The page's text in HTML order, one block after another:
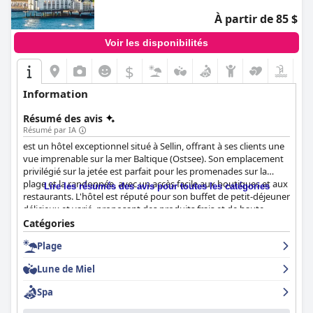
À partir de 85 $
Voir les disponibilités
$
Information
Résumé des avis
Résumé par IA
est un hôtel exceptionnel situé à Sellin, offrant à ses clients une
vue imprenable sur la mer Baltique (Ostsee). Son emplacement
privilégié sur la jetée est parfait pour les promenades sur la
plage et la randonnée, avec un accès facile aux boutiques et aux
restaurants. L'hôtel est réputé pour son buffet de petit-déjeuner
délicieux et varié, proposant des produits frais et de haute
qualité. L'expérience culinaire à l'hôtel est superbe, avec un large
éventail d'options riches et savoureuses. Le personnel offre un
service client exceptionnel, faisant en sorte que les clients se
L'hôtel propose une merveilleuse expérience de spa avec une
variété de soins disponibles. Les clients peuvent également
profiter de la piscine et de la plage, toutes deux situées à
proximité de l'hôtel. Dans l'ensemble, les clients s'accordent à
Lire les résumés des avis pour toutes les catégories
Catégories
Plage
Lune de Miel
Spa